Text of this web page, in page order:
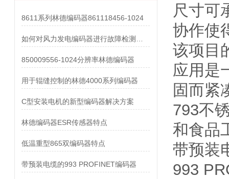
8611系列林德编码器861118456-1024
850009556-1024分辨率林德编码器
用于辊缝控制的林德4000系列编码器
C型安装电机的新型编码器解决方案
林德编码器ESR传感器特点
低温重型865双编码器特点
带预装电缆的993 PROFINET编码器
尺寸可
协作使
该项目
应用是
固而紧
793不
和食品
带预装
993